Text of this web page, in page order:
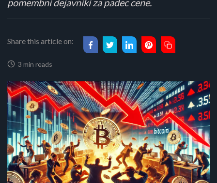
pomembni dejavniki za padec cene.
Share this article on:
3 min reads